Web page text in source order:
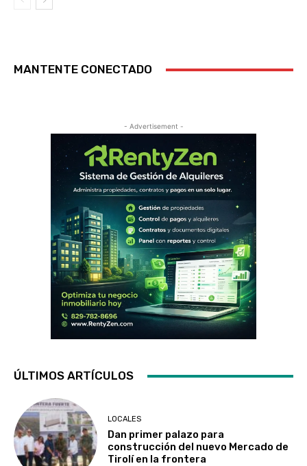
MANTENTE CONECTADO
- Advertisement -
ÚLTIMOS ARTÍCULOS
LOCALES
Dan primer palazo para
construcción del nuevo Mercado de
Tirolí en la frontera